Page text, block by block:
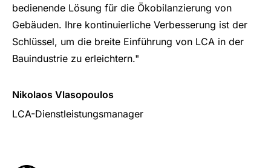
bedienende Lösung für die Ökobilanzierung von
Gebäuden. Ihre kontinuierliche Verbesserung ist der
Schlüssel, um die breite Einführung von LCA in der
Bauindustrie zu erleichtern."
Nikolaos Vlasopoulos
LCA-Dienstleistungsmanager